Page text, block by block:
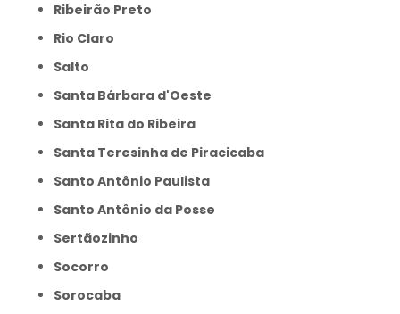
Ribeirão Preto
Rio Claro
Salto
Santa Bárbara d'Oeste
Santa Rita do Ribeira
Santa Teresinha de Piracicaba
Santo Antônio Paulista
Santo Antônio da Posse
Sertãozinho
Socorro
Sorocaba